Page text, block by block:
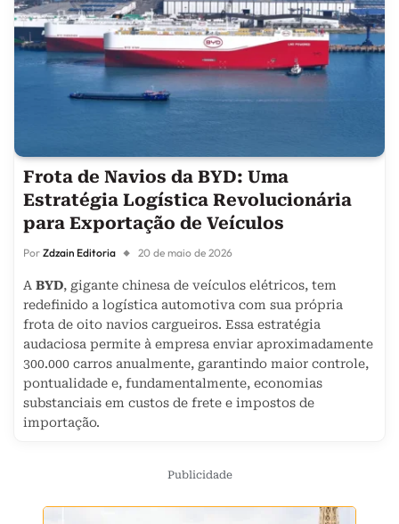
Frota de Navios da BYD: Uma
Estratégia Logística Revolucionária
para Exportação de Veículos
Por Zdzain Editoria 20 de maio de 2026
A BYD, gigante chinesa de veículos elétricos, tem
redefinido a logística automotiva com sua própria
frota de oito navios cargueiros. Essa estratégia
audaciosa permite à empresa enviar aproximadamente
300.000 carros anualmente, garantindo maior controle,
pontualidade e, fundamentalmente, economias
substanciais em custos de frete e impostos de
importação.
Publicidade